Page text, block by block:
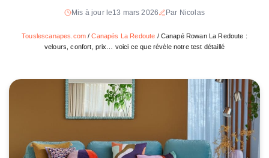
Mis à jour le13 mars 2026 Par Nicolas
Touslescanapes.com /Canapés La Redoute / Canapé Rowan La Redoute :
velours, confort, prix… voici ce que révèle notre test détaillé